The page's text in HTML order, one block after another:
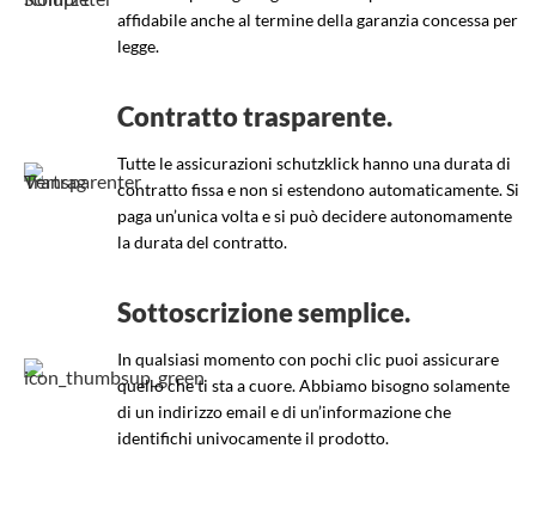
affidabile anche al termine della garanzia concessa per
legge.
Contratto trasparente.
Tutte le assicurazioni schutzklick hanno una durata di
contratto fissa e non si estendono automaticamente. Si
paga un’unica volta e si può decidere autonomamente
la durata del contratto.
Sottoscrizione semplice.
In qualsiasi momento con pochi clic puoi assicurare
quello che ti sta a cuore. Abbiamo bisogno solamente
di un indirizzo email e di un’informazione che
identifichi univocamente il prodotto.